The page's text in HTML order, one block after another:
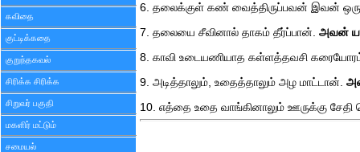
கவிதை
குட்டிக்கதை
குறுந்தகவல்
சிரிக்க சிரிக்க
சிறுவர் பகுதி
மகளிர் மட்டும்
சமையல்
6. தலைக்குள் கண் வைத்திருப்பவன் இவன்
7. தலையை சீவினால் தாகம் தீர்ப்பான். அவன்
8. காவி உடையணியாத கள்ளத்தவசி
9. அடித்தாலும், உதைத்தாலும் அழ மாட்டான்.
10. எத்தை உதை வாங்கினாலும் ஊருக்கு